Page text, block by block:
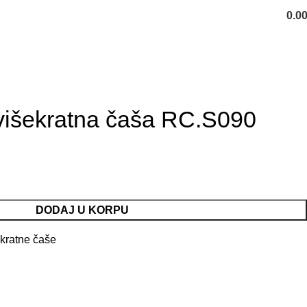
0.00
čaša RC.S090
DODAJ U KORPU
čaše